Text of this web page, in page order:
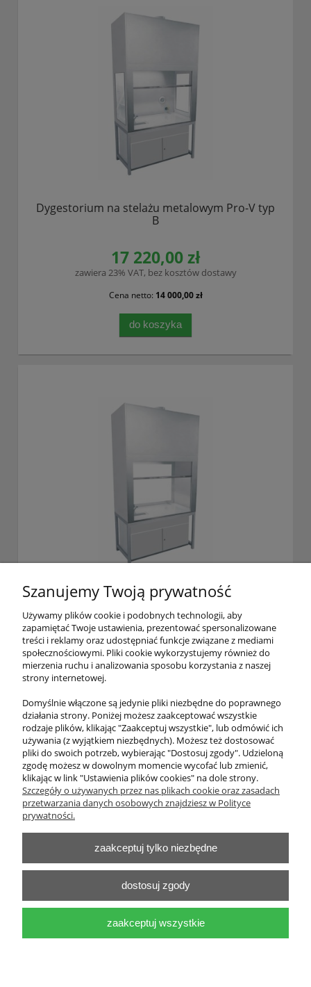
Dygestorium na stelażu metalowym Pro-V typ
B
17 220,00 zł
zawiera 23% VAT, bez kosztów dostawy
Cena netto: 14 000,00 zł
do koszyka
Dygestorium na stelażu metalowym Pro-V typ
C
17 220,00 zł
zawiera 23% VAT, bez kosztów dostawy
do koszyka
O nas
Pomoc
Moje konto
Zakład Pomocy Naukowych i Sprzętu laboratoryjnego "Pro-Cezas"
Szanujemy Twoją prywatność
Używamy plików cookie i podobnych technologii, aby
zapamiętać Twoje ustawienia, prezentować spersonalizowane
treści i reklamy oraz udostępniać funkcje związane z mediami
społecznościowymi. Pliki cookie wykorzystujemy również do
mierzenia ruchu i analizowania sposobu korzystania z naszej
strony internetowej.
Domyślnie włączone są jedynie pliki niezbędne do poprawnego
działania strony. Poniżej możesz zaakceptować wszystkie
rodzaje plików, klikając "Zaakceptuj wszystkie", lub odmówić ich
używania (z wyjątkiem niezbędnych). Możesz też dostosować
pliki do swoich potrzeb, wybierając "Dostosuj zgody". Udzieloną
zgodę możesz w dowolnym momencie wycofać lub zmienić,
klikając w link "Ustawienia plików cookies" na dole strony.
Szczegóły o używanych przez nas plikach cookie oraz zasadach
przetwarzania danych osobowych znajdziesz w Polityce
prywatności.
zaakceptuj tylko niezbędne
dostosuj zgody
zaakceptuj wszystkie